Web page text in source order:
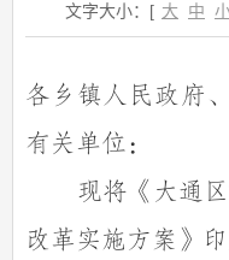
文字大小：[ 大 中
各乡镇人民政府
有关单位：
现将《大通区
改革实施方案》